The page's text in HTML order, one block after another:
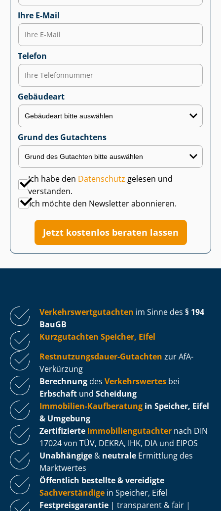
Ihre E-Mail
Telefon
Gebäudeart
Grund des Gutachtens
Ich habe den Datenschutz gelesen und
verstanden.
Ich möchte den Newsletter abonnieren.
Jetzt kostenlos beraten lassen
Ver­kehrs­wert­gut­ach­ten im Sinne des § 194
BauGB
Kurzgutachten Speicher, Eifel
Rest­nut­zungs­dau­er-Gutachten zur AfA-
Verkürzung
Berechnung des Verkehrswertes bei
Erbschaft und Scheidung
Immobilien-Kaufberatung in Speicher, Eifel
& Umgebung
Zertifizierte Im­mo­bi­li­en­gut­ach­ter nach DIN
17024 von TÜV, DEKRA, IHK, DIA und EIPOS
Unabhängige & neutrale Ermittlung des
Marktwertes
Öffentlich bestellte & vereidigte
Sachverständige in Speicher, Eifel
Fest­preis­ga­ran­tie | transparent & fair |